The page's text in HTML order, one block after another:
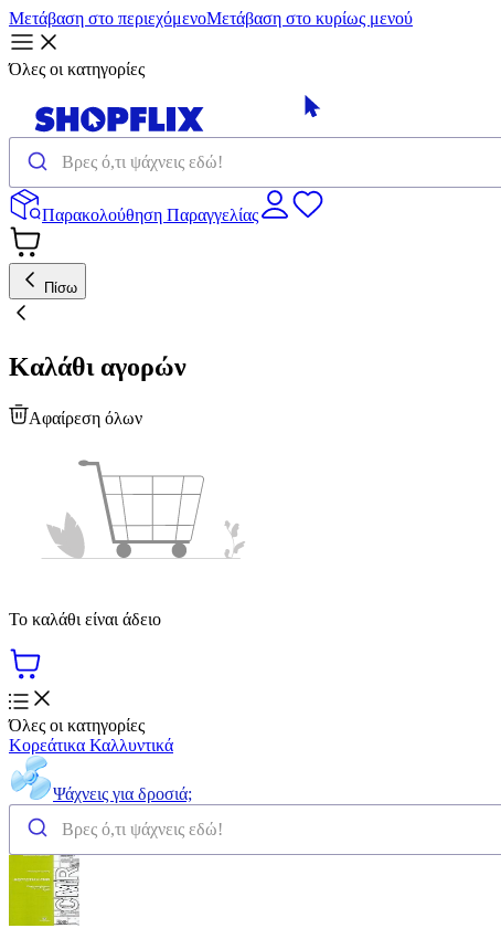
Μετάβαση στο περιεχόμενοΜετάβαση στο κυρίως μενού
Όλες οι κατηγορίες
Παρακολούθηση Παραγγελίας
Πίσω
Καλάθι αγορών
Αφαίρεση όλων
Το καλάθι είναι άδειο
Όλες οι κατηγορίες
Κορεάτικα Καλλυντικά
Ψάχνεις για δροσιά;